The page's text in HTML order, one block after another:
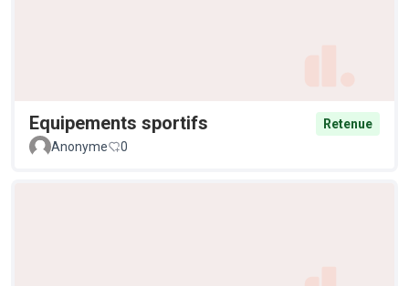
Equipements sportifs
Retenue
Anonyme
0